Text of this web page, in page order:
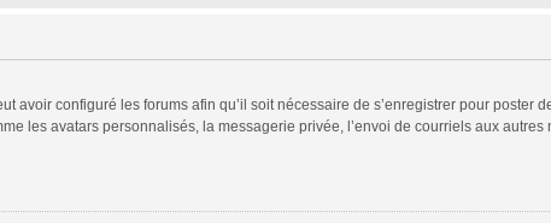
avoir configuré les forums afin qu’il soit nécessaire de s’enregistrer pour poster
les avatars personnalisés, la messagerie privée, l’envoi de courriels aux